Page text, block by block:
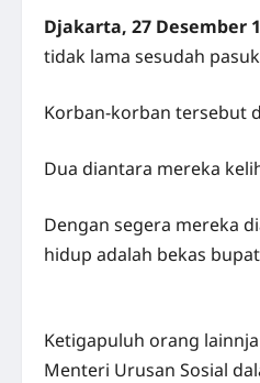
Djakarta, 27 Desember
tidak lama sesudah
Korban-korban tersebut
Dua diantara mereka
Dengan segera mereka
hidup adalah bekas
Ketigapuluh orang
Menteri Urusan Sosial